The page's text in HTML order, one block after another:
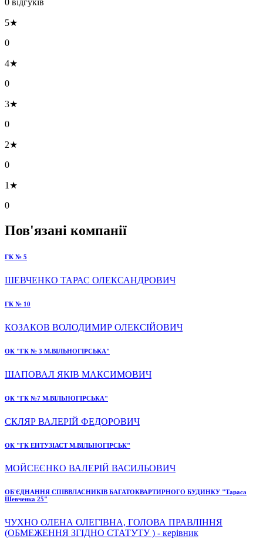
5★
0
4★
0
3★
0
2★
0
1★
0
Пов'язані компанії
ГК № 5
ШЕВЧЕНКО ТАРАС ОЛЕКСАНДРОВИЧ
ГК № 10
КОЗАКОВ ВОЛОДИМИР ОЛЕКСІЙОВИЧ
ОК "ГК № 3 М.ВІЛЬНОГІРСЬКА"
ШАПОВАЛ ЯКІВ МАКСИМОВИЧ
ОК "ГК №7 М.ВІЛЬНОГІРСЬКА"
СКЛЯР ВАЛЕРІЙ ФЕДОРОВИЧ
ОК "ГК ЕНТУЗІАСТ М.ВІЛЬНОГІРСЬК"
МОЙСЕЄНКО ВАЛЕРІЙ ВАСИЛЬОВИЧ
ОБ'ЄДНАННЯ СПІВВЛАСНИКІВ БАГАТОКВАРТИРНОГО БУДИНКУ "Тараса
Шевченка 25"
ЧУХНО ОЛЕНА ОЛЕГІВНА, ГОЛОВА ПРАВЛІННЯ
(ОБМЕЖЕННЯ ЗГІДНО СТАТУТУ ) - керівник